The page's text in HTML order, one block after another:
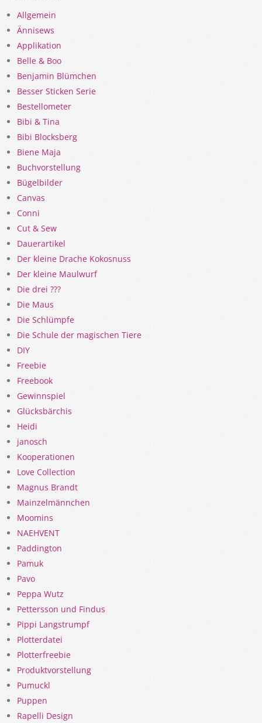
Allgemein
Ännisews
Applikation
Belle & Boo
Benjamin Blümchen
Besser Sticken Serie
Bestellometer
Bibi & Tina
Bibi Blocksberg
Biene Maja
Buchvorstellung
Bügelbilder
Canvas
Conni
Cut & Sew
Dauerartikel
Der kleine Drache Kokosnuss
Der kleine Maulwurf
Die drei ???
Die Maus
Die Schlümpfe
Die Schule der magischen Tiere
DIY
Freebie
Freebook
Gewinnspiel
Glücksbärchis
Heidi
janosch
Kooperationen
Love Collection
Magnus Brandt
Mainzelmännchen
Moomins
NAEHVENT
Paddington
Pamuk
Pavo
Peppa Wutz
Pettersson und Findus
Pippi Langstrumpf
Plotterdatei
Plotterfreebie
Produktvorstellung
Pumuckl
Puppen
Rapelli Design